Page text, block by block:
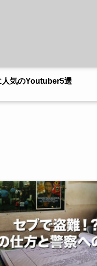
人気のYoutuber5選